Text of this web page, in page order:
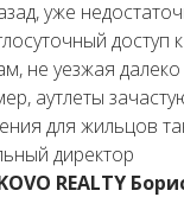
уже
не уезжая
аутлеты
для жильцов
директор
REALTY